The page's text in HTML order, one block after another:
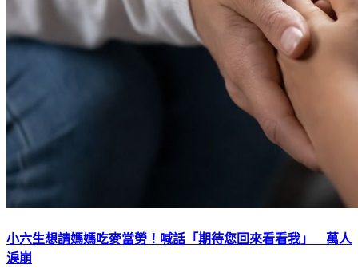
小六生想請媽媽吃麥當勞！喊話「期待您回來看看我」 萬人
淚崩